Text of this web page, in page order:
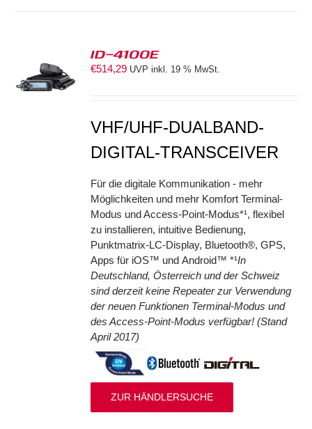
ID-4100E
€514,29 UVP inkl. 19 % MwSt.
VHF/UHF-DUALBAND-
DIGITAL-TRANSCEIVER
Für die digitale Kommunikation - mehr
Möglichkeiten und mehr Komfort Terminal-
Modus und Access-Point-Modus*¹, flexibel
zu installieren, intuitive Bedienung,
Punktmatrix-LC-Display, Bluetooth®, GPS,
Apps für iOS™ und Android™ *¹In
Deutschland, Österreich und der Schweiz
sind derzeit keine Repeater zur Verwendung
der neuen Funktionen Terminal-Modus und
des Access-Point-Modus verfügbar! (Stand
April 2017)
ZUR HÄNDLERSUCHE